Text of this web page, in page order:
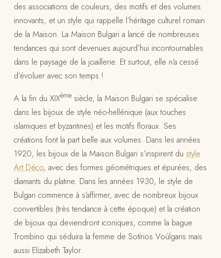
des associations de couleurs, des motifs et des volumes
innovants, et un style qui rappelle l’héritage culturel romain
de la Maison. La Maison Bulgari a lancé de nombreuses
tendances qui sont devenues aujourd’hui incontournables
dans le paysage de la joaillerie. Et surtout, elle n’a cessé
d’évoluer avec son temps !
A la fin du XIXème siècle, la Maison Bulgari se spécialise
dans les bijoux de style néo-hellénique (aux touches
islamiques et byzantines) et les motifs floraux. Ses
créations font la part belle aux volumes. Dans les années
1920, les bijoux de la Maison Bulgari s’inspirent du style
Art Déco, avec des formes géométriques et épurées, des
diamants du platine. Dans les années 1930, le style de
Bulgari commence à s’affirmer, avec de nombreux bijoux
convertibles (très tendance à cette époque) et la création
de bijoux qui deviendront iconiques, comme la bague
Trombino qui séduira la femme de Sotírios Voúlgaris mais
aussi Elizabeth Taylor.